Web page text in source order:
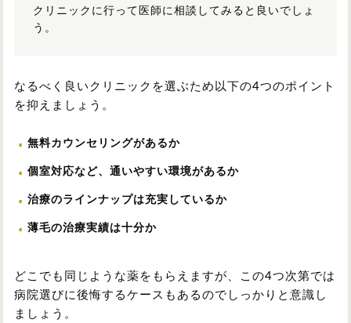
クリニックに行って医師に相談してみると良いでしょ
う。
なるべく良いクリニックを選ぶため以下の4つのポイント
を抑えましょう。
無料カウンセリングがあるか
個室対応など、通いやすい環境があるか
治療のラインナップは充実しているか
薄毛の治療実績は十分か
どこでも同じような薬をもらえますが、この4つ次第では
病院選びに後悔するケースもあるのでしっかりと意識し
ましょう。